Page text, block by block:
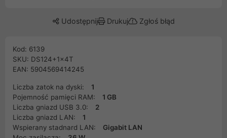
Udostępnij Drukuj Zgłoś błąd
Kod: 6139
SKU: DS124+1x4T
EAN: 5904569414245
Liczba zatok na dyski:
1
Pojemność pamięci RAM:
1 GB
Liczba gniazd USB 3.0:
2
Liczba gniazd LAN:
1
Wspierany stadnard LAN:
Gigabit LAN